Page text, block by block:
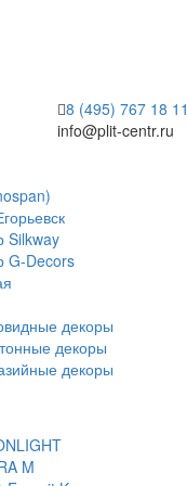
8 (495) 767 18 11
info@plit-centr.ru
Silkway
G-Decors
декоры
декоры
декоры
M